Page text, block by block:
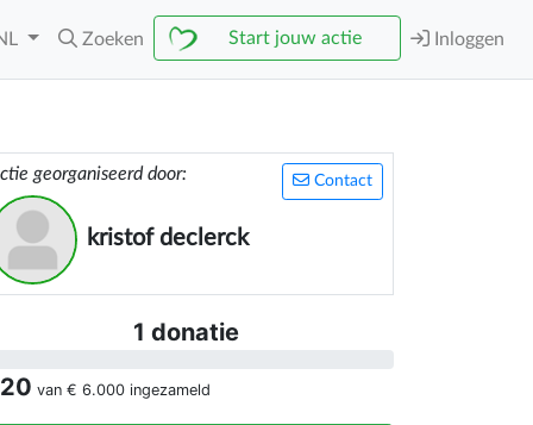
Zoeken Start jouw actie Inloggen
Contact
georganiseerd door:
kristof declerck
1 donatie
van € 6.000 ingezameld